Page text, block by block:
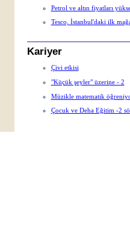
Petrol ve altın fiyatları
Tesco, İstanbul'daki ilk
Kariyer
Çivi etkisi
"Küçük şeyler" üzerine - 2
Müzikle matematik
Çocuk ve Deha Eğitim -2